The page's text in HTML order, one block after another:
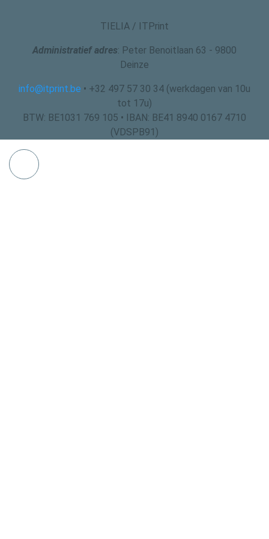
TIELIA / ITPrint
Administratief adres: Peter Benoitlaan 63 - 9800
Deinze
info@itprint.be • +32 497 57 30 34 (werkdagen van 10u
tot 17u)
BTW: BE1031 769 105 • IBAN: BE41 8940 0167 4710
(VDSPB91)